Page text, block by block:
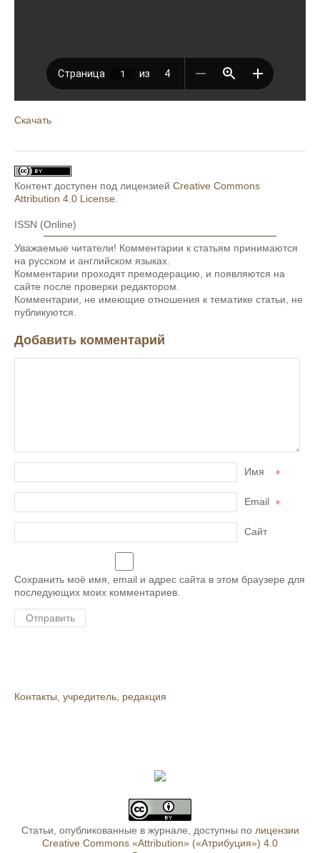
Скачать
Контент доступен под лицензией Creative Commons
Attribution 4.0 License
ISSN (Online)
Уважаемые читатели! Комментарии к статьям принимаются
на русском и английском языках.
Комментарии проходят премодерацию, и появляются на
сайте после проверки редактором.
Комментарии, не имеющие отношения к тематике статьи, не
публикуются.
Добавить комментарий
Имя *
Email *
Сайт
Сохранить моё имя, email и адрес сайта в этом браузере для
последующих моих комментариев.
Контакты, учредитель, редакция
Статьи, опубликованные в журнале, доступны по лицензии
Creative Commons «Attribution» («Атрибуция») 4.0